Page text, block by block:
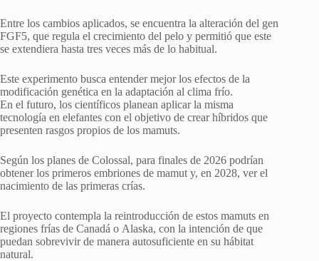
Entre los cambios aplicados, se encuentra la alteración del gen
FGF5, que regula el crecimiento del pelo y permitió que este
se extendiera hasta tres veces más de lo habitual.
Este experimento busca entender mejor los efectos de la
modificación genética en la adaptación al clima frío.
En el futuro, los científicos planean aplicar la misma
tecnología en elefantes con el objetivo de crear híbridos que
presenten rasgos propios de los mamuts.
Según los planes de Colossal, para finales de 2026 podrían
obtener los primeros embriones de mamut y, en 2028, ver el
nacimiento de las primeras crías.
El proyecto contempla la reintroducción de estos mamuts en
regiones frías de Canadá o Alaska, con la intención de que
puedan sobrevivir de manera autosuficiente en su hábitat
natural.